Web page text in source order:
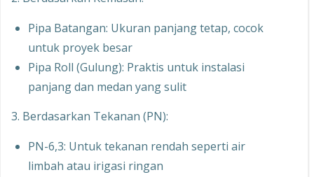
Pipa Batangan: Ukuran panjang tetap, cocok
untuk proyek besar
Pipa Roll (Gulung): Praktis untuk instalasi
panjang dan medan yang sulit
3. Berdasarkan Tekanan (PN):
PN-6,3: Untuk tekanan rendah seperti air
limbah atau irigasi ringan